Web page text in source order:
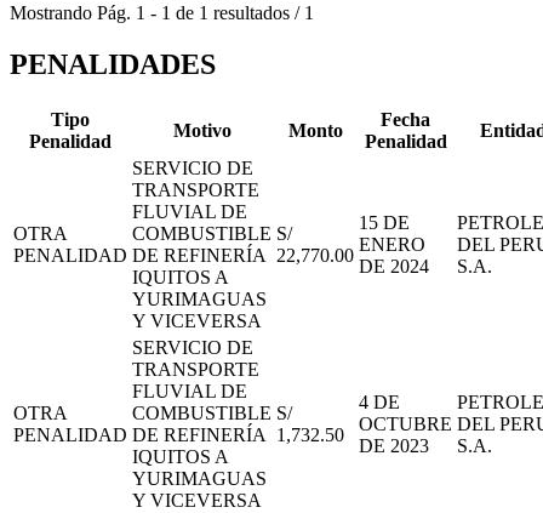
Mostrando Pág. 1 - 1 de 1 resultados / 1
PENALIDADES
Tipo
Penalidad
Motivo Monto
Fecha
Penalidad
OTRA
PENALIDAD
SERVICIO DE
TRANSPORTE
FLUVIAL DE
COMBUSTIBLE
DE REFINERÍA
IQUITOS A
YURIMAGUAS
Y VICEVERSA
S/
22,770.00
15 DE
ENERO
DE 2024
DEL
S.A.
OTRA
PENALIDAD
SERVICIO DE
TRANSPORTE
FLUVIAL DE
COMBUSTIBLE
DE REFINERÍA
IQUITOS A
YURIMAGUAS
Y VICEVERSA
S/
1,732.50
4 DE
OCTUBRE
DE 2023
DEL
S.A.